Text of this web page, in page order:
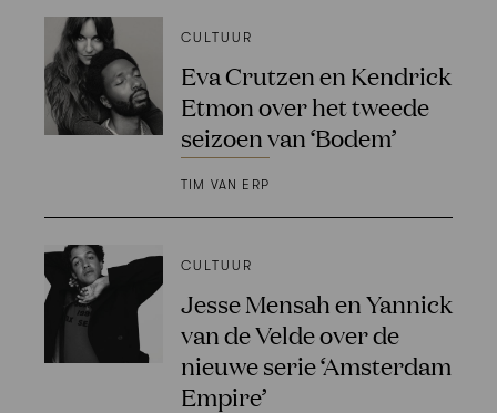
CULTUUR
Eva Crutzen en Kendrick
Etmon over het tweede
seizoen van ‘Bodem’
TIM VAN ERP
CULTUUR
Jesse Mensah en Yannick
van de Velde over de
nieuwe serie ‘Amsterdam
Empire’